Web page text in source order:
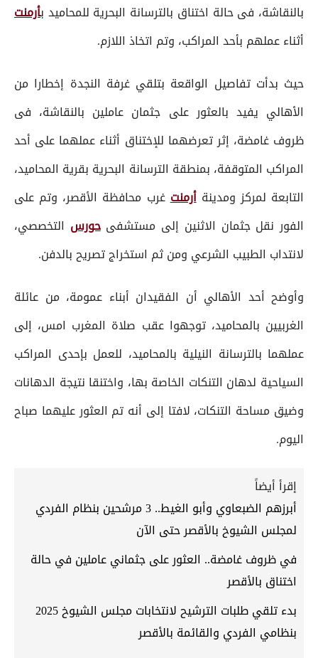
بالنقاشة، فى حالة اختناق بالترسانة البحرية للمحاميد بأرمنت
أثناء عملهم بأحد المراكب، وتم اتخاذ اللازم.
حيث بدأت تفاصيل الواقعة بتلقي غرفة النجدة إخطارا من
الأهالي يفيد بالعثور على جثمان عاملين بالنقاشة، فى
ظروف غامضة، إثر تعرضهما للإختناق أثناء عملهما على أحد
المراكب المتوقفة، بمنطقة الترسانة البحرية بقرية المحاميد،
التابعة لمركز ومدينةأرمنتغرب محافظة الأقصر، وتم على
الفور نقل جثمان الاثنين إلى مستشفىحورس التخصصي،
لانتداب الطبيب الشرعي ومن ثم استخراج تصريح بالدفن.
وأوضح أحد الأهالي أن الفقيدان أبناء عمومة، من عائلة
الغربيين بالمحاميد، توجهوا عقب صلاة المغرب امس، إلى
عملهما بالترسانة النيلية بالمحاميد، للعمل بإحدى المراكب
السياحية لدهان التنكات الخاصة بها، واختنقا نتيجة الدهانات
وضيق مساحة التنكات، لافتا إلى أنه تم العثور عليهما صباح
اليوم.
إقرأ أيضاً
أبرزهم الضبعاوي وأبو الغيط.. 3 مرشحين بنظام الفردي
لمجلس الشيوخ بالأقصر حتى الآن
في ظروف غامضة.. العثور على جثماني عاملين في حالة
اختناق بالأقصر
بدء تلقي طلبات الترشيح لانتخابات مجلس الشيوخ 2025
بنظامي الفردي والقائمة بالأقصر